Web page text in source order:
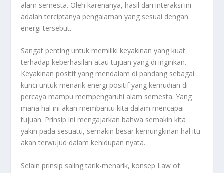
alam semesta. Oleh karenanya, hasil dari interaksi ini
adalah terciptanya pengalaman yang sesuai dengan
energi tersebut.
Sangat penting untuk memiliki keyakinan yang kuat
terhadap keberhasilan atau tujuan yang di inginkan.
Keyakinan positif yang mendalam di pandang sebagai
kunci untuk menarik energi positif yang kemudian di
percaya mampu mempengaruhi alam semesta. Yang
mana hal ini akan membantu kita dalam mencapai
tujuan. Prinsip ini mengajarkan bahwa semakin kita
yakin pada sesuatu, semakin besar kemungkinan hal itu
akan terwujud dalam kehidupan nyata.
Selain prinsip saling tarik-menarik, konsep Law of